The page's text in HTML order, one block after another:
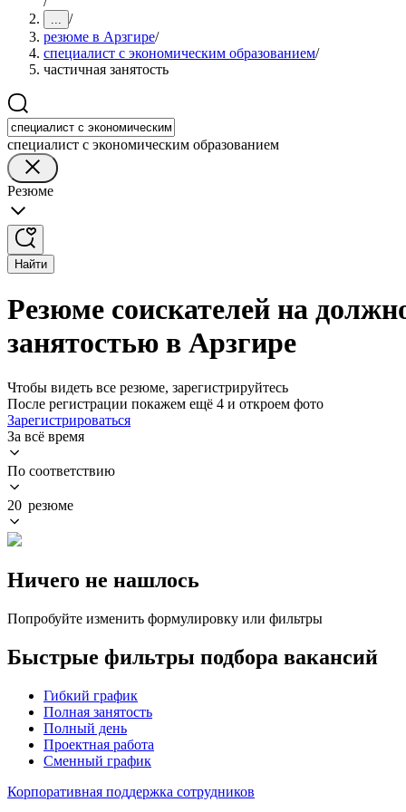
... /
резюме в Арзгире/
специалист с экономическим образованием/
частичная занятость
специалист с экономическим образованием
Резюме
Найти
Резюме соискателей на
занятостью в Арзгире
Чтобы видеть все резюме, зарегистрируйтесь
После регистрации покажем ещё 4 и откроем фото
Зарегистрироваться
За всё время
По соответствию
20 резюме
Ничего не нашлось
Попробуйте изменить формулировку или фильтры
Быстрые фильтры подбора вакансий
Гибкий график
Полная занятость
Полный день
Проектная работа
Сменный график
Корпоративная поддержка сотрудников